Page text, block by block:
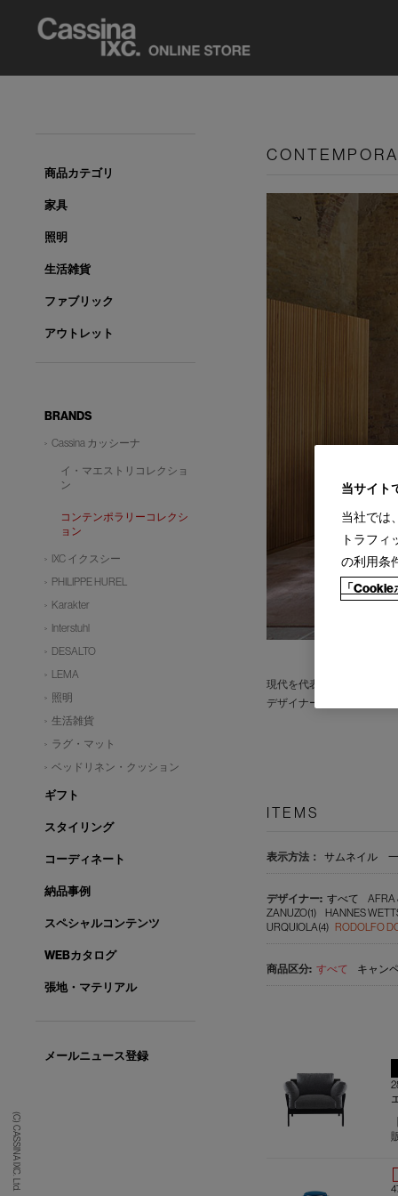
(C) CASSINA IXC. Ltd.
現代を代表する建築家や
デザイナーの創造性はも
ITEMS
表示方法： サムネイル
すべて
AFRA
ZANUZO(1)
HANNES
URQUIOLA(4) RODOLFO
すべて キャン
商品カテゴリ
家具
照明
生活雑貨
ファブリック
アウトレット
BRANDS
Cassina カッシーナ
イ・マエストリコレクショ
ン
コンテンポラリーコレクシ
ョン
IXC イクスシー
PHILIPPE HUREL
Karakter
Interstuhl
DESALTO
LEMA
照明
生活雑貨
ラグ・マット
ベッドリネン・クッション
ギフト
スタイリング
コーディネート
納品事例
スペシャルコンテンツ
WEBカタログ
張地・マテリアル
メールニュース登録
当サイト
当社では
トラフ
の利用条
「